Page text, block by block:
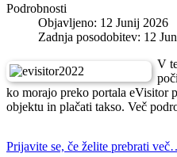
Podrobnosti
Objavljeno: 12 Junij 2026
Zadnja posodobitev: 12
V
ko morajo preko portala eVisitor
objektu in plačati takso. Več
Prijavite se, če želite prebrati